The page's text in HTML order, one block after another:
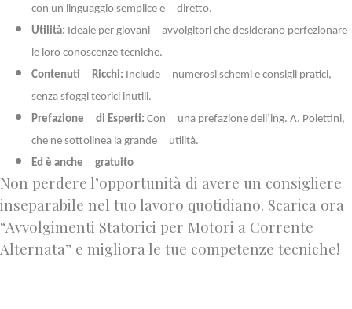
con un linguaggio semplice e diretto.
Utilità: Ideale per giovani avvolgitori che desiderano perfezionare
le loro conoscenze tecniche.
Contenuti Ricchi: Include numerosi schemi e consigli pratici,
senza sfoggi teorici inutili.
Prefazione di Esperti: Con una prefazione dell’ing. A. Polettini,
che ne sottolinea la grande utilità.
Ed è anche gratuito
Non perdere l’opportunità di avere un consigliere
inseparabile nel tuo lavoro quotidiano. Scarica ora
“Avvolgimenti Statorici per Motori a Corrente
Alternata” e migliora le tue competenze tecniche!